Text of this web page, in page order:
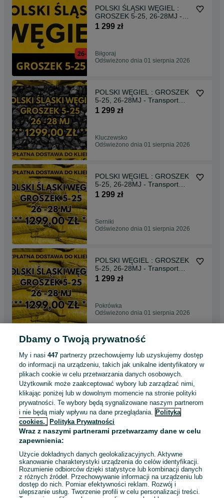
POLSKI ŚLĄSKI WĘGIEL :
GROSZEK 5-25, 26-28MJ -
Transport Gratis !
1 299 zł
Biłgoraj
Odświeżono dnia 01 sierpnia 2026
POLSKI WĘGIEL : GROSZEK
5-25, 26-28MJ - Transport
Gratis !
1 299 zł
Kluczewsko
Odświeżono dnia 01 sierpnia 2026
POLSKI WĘGIEL : GROSZEK
5-25, 26-28MJ - Transport
Gratis !!!
1 299 zł
Serniki
Odświeżono dnia 01 sierpnia 2026
POLSKI WĘGIEL : GROSZEK
5-25, 26-28MJ - Transport
Gratis !
1 299 zł
Pokrówka
Odświeżono dnia 01 sierpnia 2026
ŚLĄSKI WĘGIEL : GROSZEK
5-25, 26-28MJ - Darmowa
Dostawa !
1 299 zł
Michałów
Odświeżono dnia 01 sierpnia 2026
POLSKI WĘGIEL : GROSZEK
5-25, 26-28MJ - Transport
Dębno
Odświeżono dnia 01 sierpnia 2026
Dbamy o Twoją prywatność
My i nasi447 partnerzy przechowujemy lub uzyskujemy dostęp
do informacji na urządzeniu, takich jak unikalne identyfikatory w
plikach cookie w celu przetwarzania danych osobowych.
Użytkownik może zaakceptować wybory lub zarządzać nimi,
klikając poniżej lub w dowolnym momencie na stronie polityki
prywatności. Te wybory będą sygnalizowane naszym partnerom
i nie będą miały wpływu na dane przeglądania. Polityka
cookies,
Polityka Prywatności
Wraz z naszymi partnerami przetwarzamy dane w celu
zapewnienia:
Użycie dokładnych danych geolokalizacyjnych. Aktywne
skanowanie charakterystyki urządzenia do celów identyfikacji.
Rozumienie odbiorców dzięki statystyce lub kombinacji danych
z różnych źródeł. Przechowywanie informacji na urządzeniu lub
dostęp do nich. Pomiar efektywności reklam. Rozwój i
ulepszanie usług. Tworzenie profili w celu personalizacji treści.